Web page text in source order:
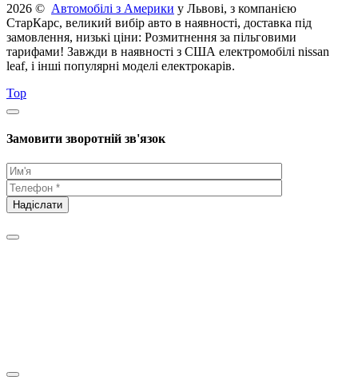
2026 © Автомобілі з Америки у Львові, з компанією
СтарКарс, великий вибір авто в наявності, доставка під
замовлення, низькі ціни: Розмитнення за пільговими
тарифами! Завжди в наявності з США електромобілі nissan
leaf, і інші популярні моделі електрокарів.
Top
Замовити зворотній зв'язок